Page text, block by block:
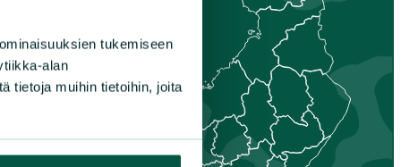
tukemiseen
alan
tietoja muihin tietoihin, joita
Suomi